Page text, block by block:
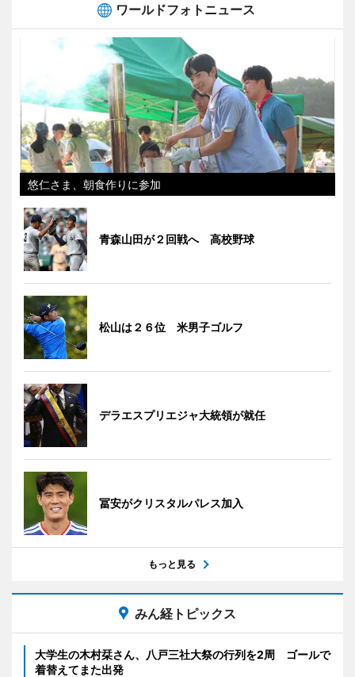
ワールドフォトニュース
悠仁さま、朝食作りに参加
青森山田が２回戦へ 高校野球
松山は２６位 米男子ゴルフ
デラエスプリエジャ大統領が就任
冨安がクリスタルパレス加入
もっと見る
みん経トピックス
大学生の木村栞さん、八戸三社大祭の行列を2周 ゴールで
着替えてまた出発